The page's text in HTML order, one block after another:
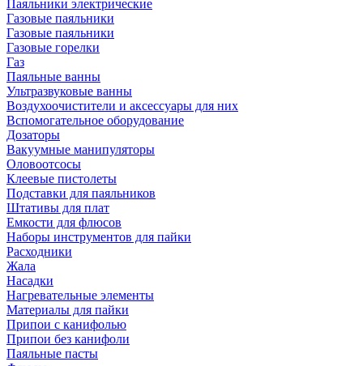
Паяльники электрические
Газовые паяльники
Газовые паяльники
Газовые горелки
Газ
Паяльные ванны
Ультразвуковые ванны
Воздухоочистители и аксессуары для них
Вспомогательное оборудование
Дозаторы
Вакуумные манипуляторы
Оловоотсосы
Клеевые пистолеты
Подставки для паяльников
Штативы для плат
Емкости для флюсов
Наборы инструментов для пайки
Расходники
Жала
Насадки
Нагревательные элементы
Материалы для пайки
Припои с канифолью
Припои без канифоли
Паяльные пасты